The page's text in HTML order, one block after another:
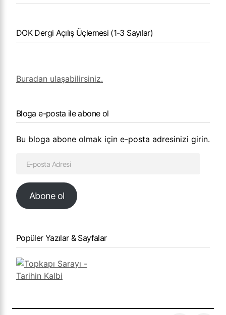
DOK Dergi Açılış Üçlemesi (1-3 Sayılar)
Buradan ulaşabilirsiniz.
Bloga e-posta ile abone ol
Bu bloga abone olmak için e-posta adresinizi girin.
Abone ol
Popüler Yazılar & Sayfalar